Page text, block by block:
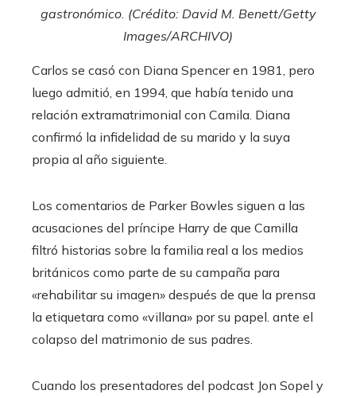
gastronómico. (Crédito: David M. Benett/Getty
Images/ARCHIVO)
Carlos se casó con Diana Spencer en 1981, pero
luego admitió, en 1994, que había tenido una
relación extramatrimonial con Camila. Diana
confirmó la infidelidad de su marido y la suya
propia al año siguiente.
Los comentarios de Parker Bowles siguen a las
acusaciones del príncipe Harry de que Camilla
filtró historias sobre la familia real a los medios
británicos como parte de su campaña para
«rehabilitar su imagen» después de que la prensa
la etiquetara como «villana» por su papel. ante el
colapso del matrimonio de sus padres.
Cuando los presentadores del podcast Jon Sopel y